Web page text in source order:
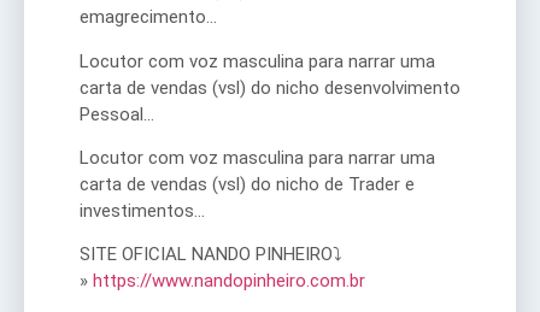
emagrecimento…
Locutor com voz masculina para narrar uma
carta de vendas (vsl) do nicho desenvolvimento
Pessoal…
Locutor com voz masculina para narrar uma
carta de vendas (vsl) do nicho de Trader e
investimentos…
SITE OFICIAL NANDO PINHEIRO⤵
» https://www.nandopinheiro.com.br